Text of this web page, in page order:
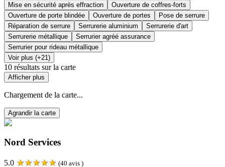
Mise en sécurité après effraction
Ouverture de coffres-forts
Ouverture de porte blindée
Ouverture de portes
Pose de serrure
Réparation de serrure
Serrurerie aluminium
Serrurerie d'art
Serrurerie métallique
Serrurier agréé assurance
Serrurier pour rideau métallique
Voir plus (+21)
10 résultats sur la carte
Afficher plus
Chargement de la carte...
Agrandir la carte
Nord Services
5.0 ★★★★★ (40 avis )